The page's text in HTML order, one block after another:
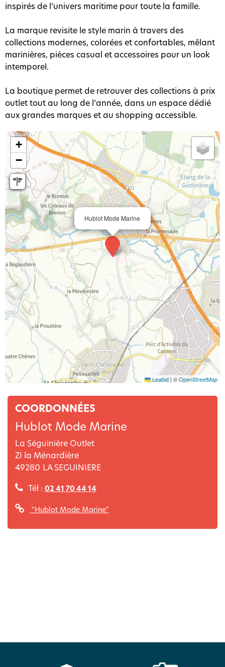
inspirés de l’univers maritime pour toute la famille.
La marque revisite le style marin à travers des
collections modernes, colorées et confortables, mêlant
marinières, pièces casual et accessoires pour un look
intemporel.
La boutique permet de retrouver des collections à prix
outlet tout au long de l’année, dans un espace dédié
aux grandes marques et au shopping accessible.
Hublot Mode Marine
+
−
Leaflet|©OpenStreetMap
COORDONNÉES
Hublot Mode Marine
La Séguinière Outlet
ZI la Ménardière
49280 LA SEGUINIERE
Tél : 02 41 70 44 14
"Hublot Mode Marine"